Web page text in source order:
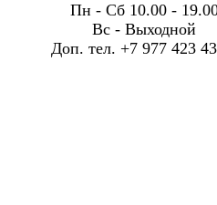
Пн - Сб 10.00 -
Вс - Выходной
Доп. тел. +7 977 423